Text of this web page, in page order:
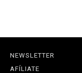
NEWSLETTER
AFÍLIATE